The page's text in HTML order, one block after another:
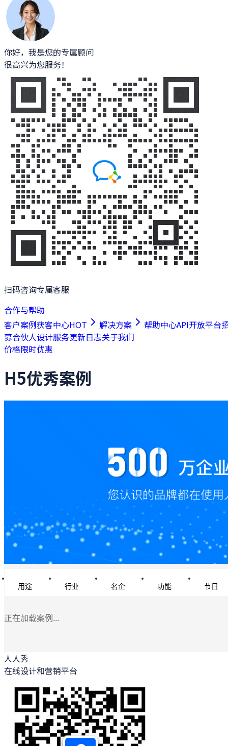
你好，我是您的专属顾问
很高兴为您服务！
扫码咨询专属客服
合作与帮助
客户案例获客中心HOT 解决方案 帮助中心API开放平台
募合伙人设计服务更新日志关于我们
价格限时优惠
H5优秀案例
用途 行业 名企 功能 节日
正在加载案例...
人人秀
在线设计和营销平台